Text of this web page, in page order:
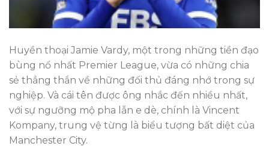
Huyền thoại Jamie Vardy, một trong những tiền đạo
bùng nổ nhất Premier League, vừa có những chia
sẻ thẳng thắn về những đối thủ đáng nhớ trong sự
nghiệp. Và cái tên được ông nhắc đến nhiều nhất,
với sự ngưỡng mộ pha lẫn e dè, chính là Vincent
Kompany, trung vệ từng là biểu tượng bất diệt của
Manchester City.